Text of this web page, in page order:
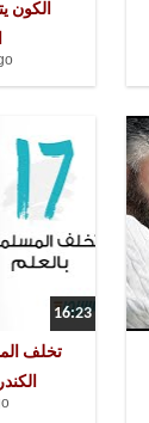
16:23
الكندري